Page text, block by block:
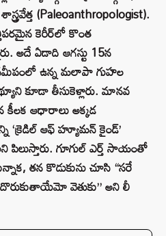
(Paleoanthropologist).
కెరీర్‌లో కొంత
అదే ఏడాది ఆగస్టు 15న
ఉన్న మలాపా గుహల
కూడా తీసుకెళ్లారు. మానవ
ఆధారాలు అక్కడ
ఆఫ్ హ్యూమన్ కైండ్’
పిలుస్తారు. గూగుల్ ఎర్త్ సాయంతో
తన కొడుకును చూసి “సరే
వెతుకు” అని లీ